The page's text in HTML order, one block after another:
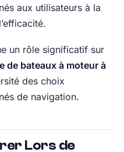
aux utilisateurs à la
un rôle significatif sur
de bateaux à moteur à
des choix
de navigation.
Lors de